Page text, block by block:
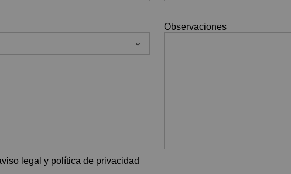
Observaciones
legal y política de privacidad